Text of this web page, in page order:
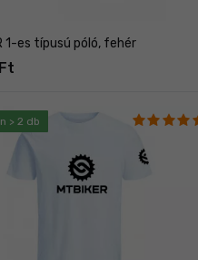
1-es típusú póló, fehér
> 2 db